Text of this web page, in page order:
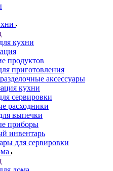
кухни
продуктов
приготовления
аксессуары
кухни
сервировки
расходники
выпечки
приборы
инвентарь
для сервировки